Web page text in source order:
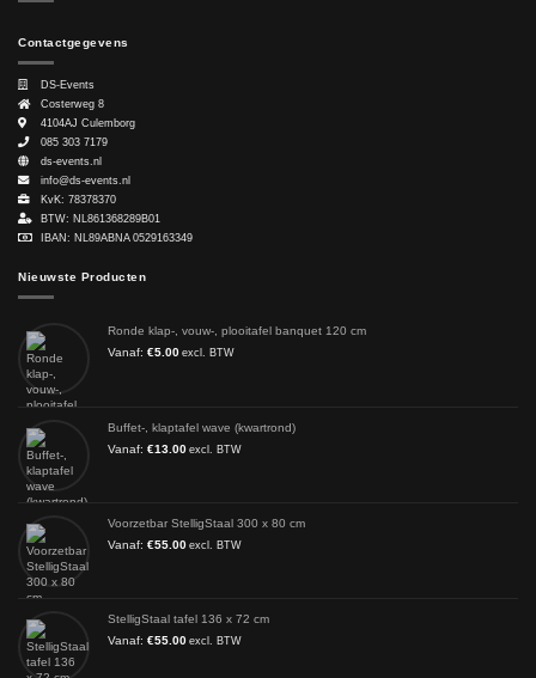
Contactgegevens
DS-Events
Costerweg 8
4104AJ Culemborg
085 303 7179
ds-events.nl
info@ds-events.nl
KvK: 78378370
BTW: NL861368289B01
IBAN: NL89ABNA 0529163349
Nieuwste Producten
Ronde klap-, vouw-, plooitafel banquet 120 cm
Vanaf: €5.00 excl. BTW
Buffet-, klaptafel wave (kwartrond)
Vanaf: €13.00 excl. BTW
Voorzetbar StelligStaal 300 x 80 cm
Vanaf: €55.00 excl. BTW
StelligStaal tafel 136 x 72 cm
Vanaf: €55.00 excl. BTW